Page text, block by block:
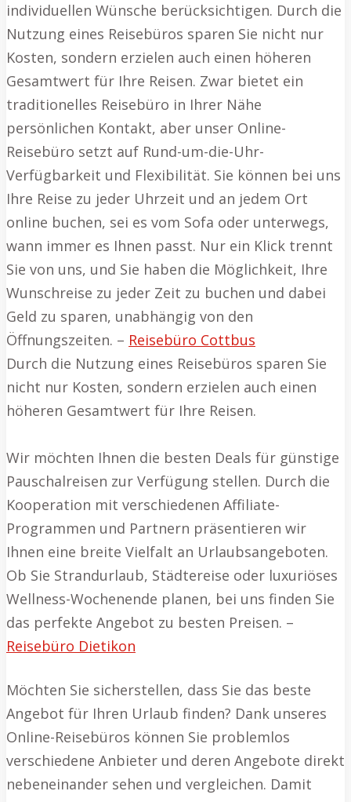
individuellen Wünsche berücksichtigen. Durch die
Nutzung eines Reisebüros sparen Sie nicht nur
Kosten, sondern erzielen auch einen höheren
Gesamtwert für Ihre Reisen. Zwar bietet ein
traditionelles Reisebüro in Ihrer Nähe
persönlichen Kontakt, aber unser Online-
Reisebüro setzt auf Rund-um-die-Uhr-
Verfügbarkeit und Flexibilität. Sie können bei uns
Ihre Reise zu jeder Uhrzeit und an jedem Ort
online buchen, sei es vom Sofa oder unterwegs,
wann immer es Ihnen passt. Nur ein Klick trennt
Sie von uns, und Sie haben die Möglichkeit, Ihre
Wunschreise zu jeder Zeit zu buchen und dabei
Geld zu sparen, unabhängig von den
Öffnungszeiten. – Reisebüro Cottbus
Durch die Nutzung eines Reisebüros sparen Sie
nicht nur Kosten, sondern erzielen auch einen
höheren Gesamtwert für Ihre Reisen.
Wir möchten Ihnen die besten Deals für günstige
Pauschalreisen zur Verfügung stellen. Durch die
Kooperation mit verschiedenen Affiliate-
Programmen und Partnern präsentieren wir
Ihnen eine breite Vielfalt an Urlaubsangeboten.
Ob Sie Strandurlaub, Städtereise oder luxuriöses
Wellness-Wochenende planen, bei uns finden Sie
das perfekte Angebot zu besten Preisen. –
Reisebüro Dietikon
Möchten Sie sicherstellen, dass Sie das beste
Angebot für Ihren Urlaub finden? Dank unseres
Online-Reisebüros können Sie problemlos
verschiedene Anbieter und deren Angebote direkt
nebeneinander sehen und vergleichen. Damit